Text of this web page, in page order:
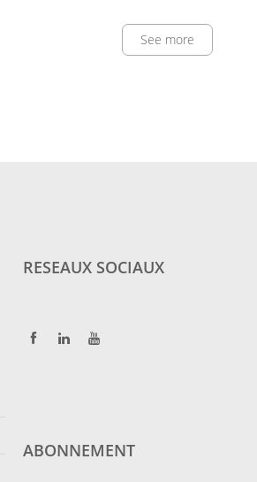
See more
RESEAUX SOCIAUX
ABONNEMENT